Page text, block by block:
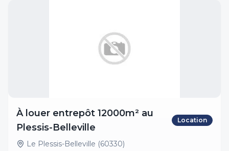
À louer entrepôt 12000m² au
Plessis-Belleville
Location
Le Plessis-Belleville (60330)